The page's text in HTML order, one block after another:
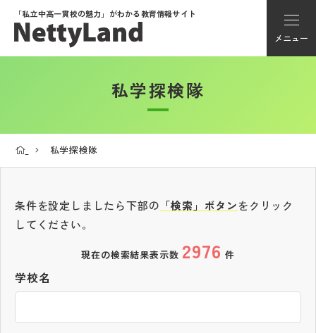
「私立中高一貫校の魅力」がわかる教育情報サイト
メニュー
アカウント登録
メニュー
学校選び
私学探検隊
私学探検隊
私学探検隊
条件を設定しましたら下部の 「検索」ボタンをクリック
してください。
現在の検索結果表示数 2976 件
学校名